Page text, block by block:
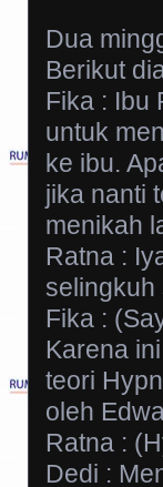
Dua
Berikut
Fika : Ibu
untuk
ke ibu.
jika nanti
menikah
Ratna :
selingkuh
Fika :
Karena
teori
oleh
Ratna :
Dedi :